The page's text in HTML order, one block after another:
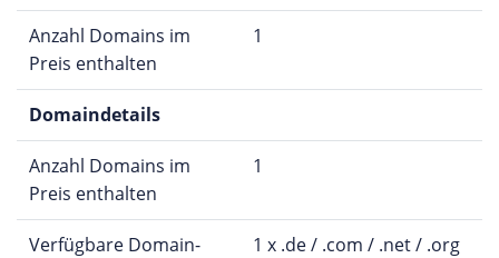
Anzahl Domains im
Preis enthalten
1
Domaindetails
Anzahl Domains im
Preis enthalten
1
Verfügbare Domain-
1 x .de / .com / .net / .org